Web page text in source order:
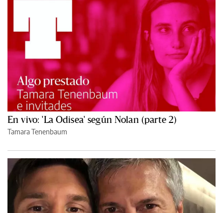
En vivo: 'La Odisea' según Nolan (parte 2)
Tamara Tenenbaum